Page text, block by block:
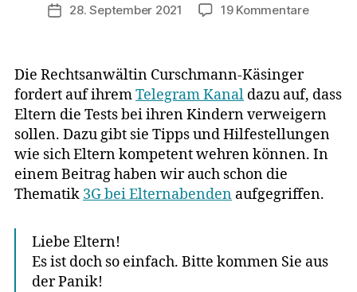
Veröffentlichungsdatum
28. September 2021 19 Kommentarezu
gegen
die
Tests
an
wehren
Die Rechtsanwältin Curschmann-Käsinger
fordert auf ihremTelegram Kanal dazu auf, dass
Eltern die Tests bei ihren Kindern verweigern
sollen. Dazu gibt sie Tipps und Hilfestellungen
wie sich Eltern kompetent wehren können. In
einem Beitrag haben wir auch schon die
Thematik 3G bei Elternabenden aufgegriffen.
Liebe Eltern!
Es ist doch so einfach. Bitte kommen Sie aus
der Panik!